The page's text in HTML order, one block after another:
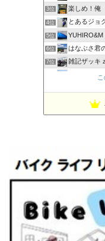
3位 楽しめ！俺
4位 とあるジョ
5位 YUHIRO&M
6位 はなぶさ君
7位 雑記ザッキ
PBOYS-
◆Akira's
11位 ビーテッ
15位 ほんまもん